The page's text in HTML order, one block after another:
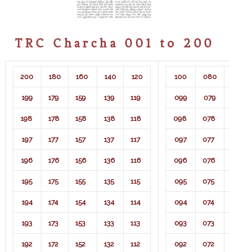
TRC Charcha 001 to 200
200 180 160 140 120
199 179 159 139 119
198 178 158 138 118
197 177 157 137 117
196 176 156 136 116
195 175 155 135 115
194 174 154 134 114
193 173 153 133 113
192 172 152 132 112
100 080
099 079
098 078
097 077
096 076
095 075
094 074
093 073
092 072